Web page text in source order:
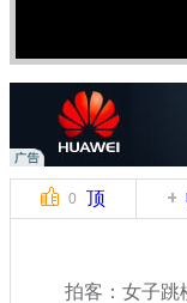
0 顶
拍客：女子跳